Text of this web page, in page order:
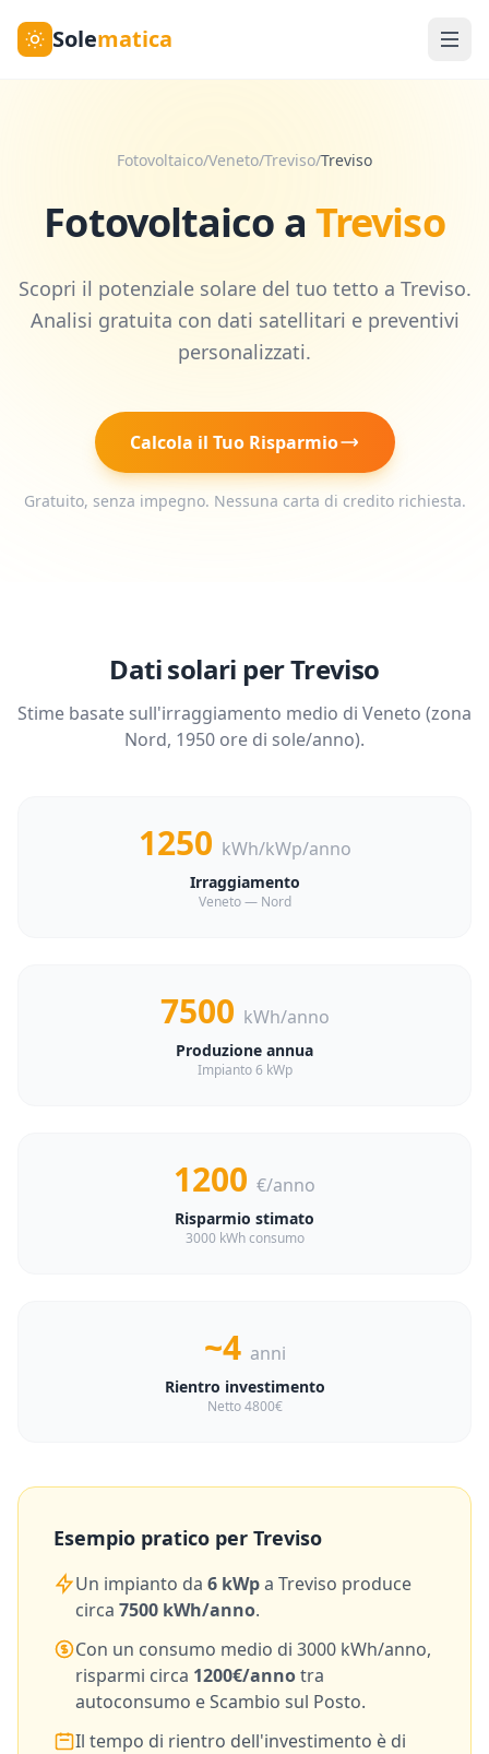
Solematica
Fotovoltaico/Veneto/Treviso/Treviso
Fotovoltaico a Treviso
Scopri il potenziale solare del tuo tetto a Treviso.
Analisi gratuita con dati satellitari e preventivi
personalizzati.
Calcola il Tuo Risparmio
Gratuito, senza impegno. Nessuna carta di credito richiesta.
Dati solari perTreviso
Stime basate sull'irraggiamento medio di Veneto (zona
Nord, 1950 ore di sole/anno).
1250 kWh/kWp/anno
Irraggiamento
Veneto — Nord
7500 kWh/anno
Produzione annua
Impianto 6 kWp
1200 €/anno
Risparmio stimato
3000 kWh consumo
~4 anni
Rientro investimento
Netto 4800€
Esempio pratico per Treviso
Un impianto da 6 kWpa Treviso produce
circa 7500 kWh/anno.
Con un consumo medio di 3000 kWh/anno,
risparmi circa 1200€/annotra
autoconsumo e Scambio sul Posto.
Il tempo di rientro dell'investimento è di